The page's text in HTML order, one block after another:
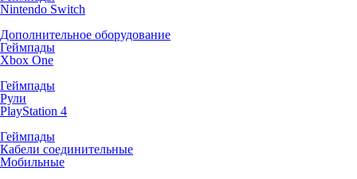
Nintendo Switch
Дополнительное оборудование
Геймпады
Xbox One
Геймпады
Рули
PlayStation 4
Геймпады
Кабели соединительные
Мобильные